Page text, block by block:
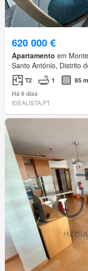
620 000 €
Apartamento em
Santo António, Distrito
T2 1
85
Há 9 dias
IDEALISTA.PT